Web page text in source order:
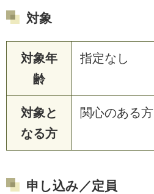
対象
対象年
齢
指定なし
対象と
なる方
関心のある方
申し込み／定員